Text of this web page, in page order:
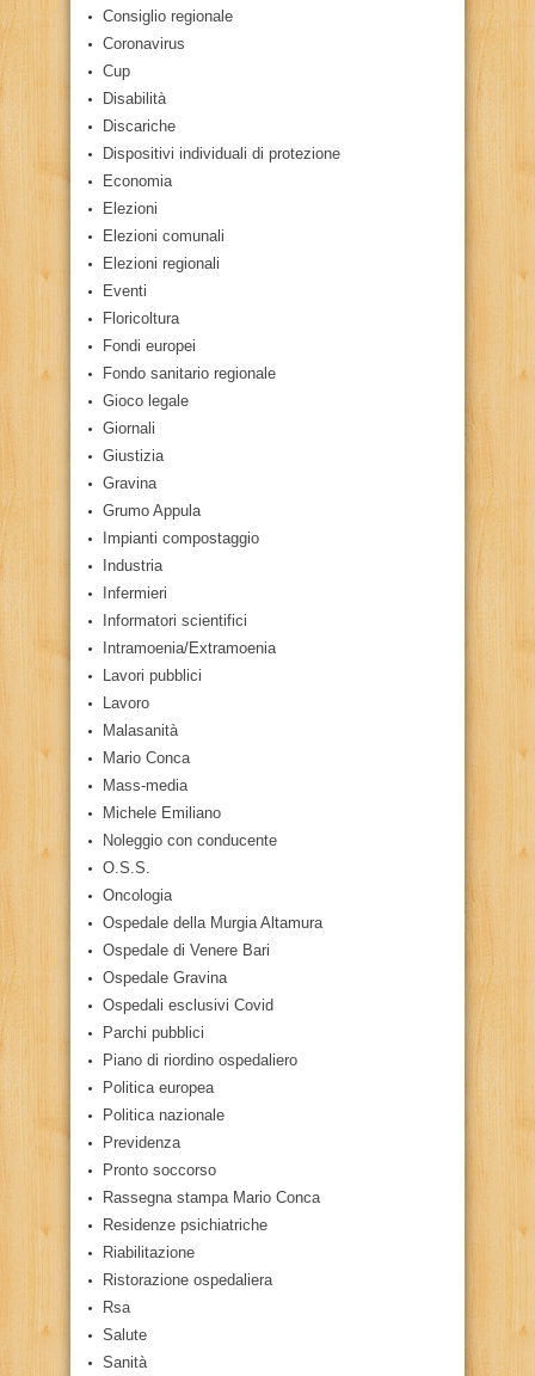
Consiglio regionale
Coronavirus
Cup
Disabilità
Discariche
Dispositivi individuali di protezione
Economia
Elezioni
Elezioni comunali
Elezioni regionali
Eventi
Floricoltura
Fondi europei
Fondo sanitario regionale
Gioco legale
Giornali
Giustizia
Gravina
Grumo Appula
Impianti compostaggio
Industria
Infermieri
Informatori scientifici
Intramoenia/Extramoenia
Lavori pubblici
Lavoro
Malasanità
Mario Conca
Mass-media
Michele Emiliano
Noleggio con conducente
O.S.S.
Oncologia
Ospedale della Murgia Altamura
Ospedale di Venere Bari
Ospedale Gravina
Ospedali esclusivi Covid
Parchi pubblici
Piano di riordino ospedaliero
Politica europea
Politica nazionale
Previdenza
Pronto soccorso
Rassegna stampa Mario Conca
Residenze psichiatriche
Riabilitazione
Ristorazione ospedaliera
Rsa
Salute
Sanità